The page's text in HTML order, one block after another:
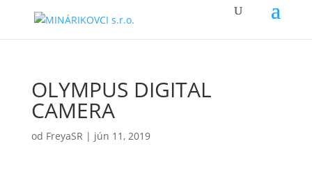
OLYMPUS DIGITAL
CAMERA
od FreyaSR | jún 11, 2019